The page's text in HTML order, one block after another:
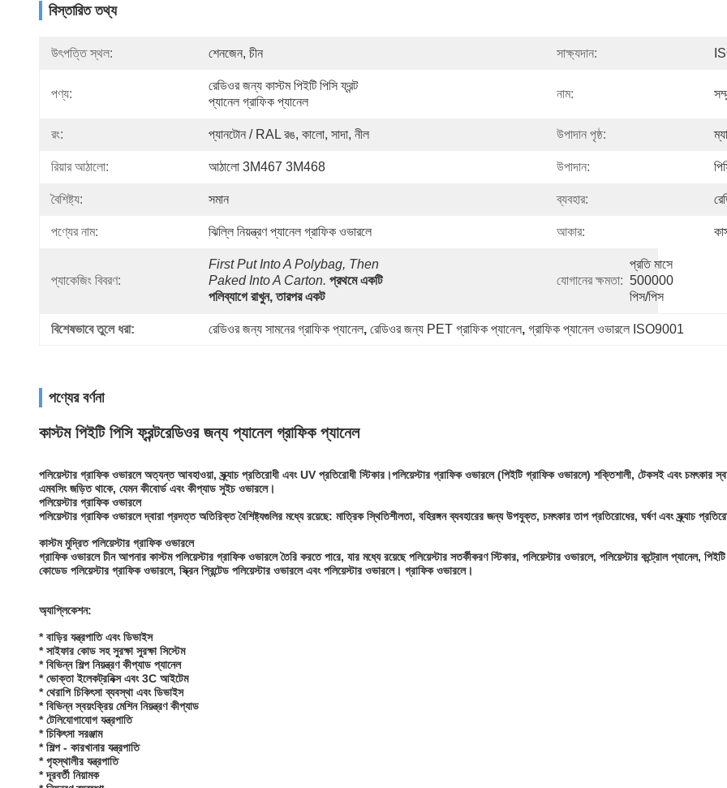
বিস্তারিত তথ্য
উৎপত্তি স্থল: শেনজেন, চীন সাক্ষ্যদান:
পণ্য:
রেডিওর জন্য কাস্টম পিইটি পিসি ফ্রন্ট
প্যানেল গ্রাফিক প্যানেল
নাম:
রং: প্যানটোন / RAL রঙ, কালো, সাদা, নীল উপাদান পৃষ্ঠ:
রিয়ার আঠালো: আঠালো 3M467 3M468 উপাদান:
বৈশিষ্ট্য: সমান ব্যবহার:
পণ্যের নাম: ঝিল্লি নিয়ন্ত্রণ প্যানেল গ্রাফিক ওভারলে আকার:
প্যাকেজিং বিবরণ:
First Put Into A Polybag, Then
Paked Into A Carton. প্রথমে একটি
পলিব্যাগে রাখুন, তারপর একট
যোগানের ক্ষমতা:
প্রতি মাসে
500000
পিস/পিস
বিশেষভাবে তুলে ধরা: রেডিওর জন্য সামনের গ্রাফিক প্যানেল, রেডিওর জন্য PET গ্রাফিক প্যানেল, গ্রাফিক প্যানেল ওভারলে ISO9001
পণ্যের বর্ণনা
কাস্টম পিইটি পিসি ফ্রন্টরেডিওর জন্য প্যানেল গ্রাফিক প্যানেল
পলিয়েস্টার গ্রাফিক ওভারলে অত্যন্ত আবহাওয়া, স্ক্র্যাচ প্রতিরোধী এবং UV প্রতিরোধী স্টিকার।পলিয়েস্টার গ্রাফিক ওভারলে (পিইটি গ্রাফিক ওভারলে) শক্তিশালী, টেকসই এবং চমৎকার
এমবসিং জড়িত থাকে, যেমন কীবোর্ড এবং কীপ্যাড সুইচ ওভারলে।
পলিয়েস্টার গ্রাফিক ওভারলে
পলিয়েস্টার গ্রাফিক ওভারলে দ্বারা প্রদত্ত অতিরিক্ত বৈশিষ্ট্যগুলির মধ্যে রয়েছে: মাত্রিক স্থিতিশীলতা, বহিরঙ্গন ব্যবহারের জন্য উপযুক্ত, চমৎকার তাপ প্রতিরোধের, ঘর্ষণ এবং স্ক্র্যাচ
কাস্টম মুদ্রিত পলিয়েস্টার গ্রাফিক ওভারলে
গ্রাফিক ওভারলে চীন আপনার কাস্টম পলিয়েস্টার গ্রাফিক ওভারলে তৈরি করতে পারে, যার মধ্যে রয়েছে পলিয়েস্টার সতর্কীকরণ স্টিকার, পলিয়েস্টার ওভারলে, পলিয়েস্টার কন্ট্রোল প্যানেল,
কোডেড পলিয়েস্টার গ্রাফিক ওভারলে, স্ক্রিন প্রিন্টেড পলিয়েস্টার ওভারলে এবং পলিয়েস্টার ওভারলে। গ্রাফিক ওভারলে।
অ্যাপ্লিকেশন:
* বাড়ির যন্ত্রপাতি এবং ডিভাইস
* সাইফার কোড সহ সুরক্ষা সুরক্ষা সিস্টেম
* বিভিন্ন শিল্প নিয়ন্ত্রণ কীপ্যাড প্যানেল
* ভোক্তা ইলেকট্রনিক্স এবং 3C আইটেম
* থেরাপি চিকিৎসা ব্যবস্থা এবং ডিভাইস
* বিভিন্ন স্বয়ংক্রিয় মেশিন নিয়ন্ত্রণ কীপ্যাড
* টেলিযোগাযোগ যন্ত্রপাতি
* চিকিৎসা সরঞ্জাম
* শিল্প - কারখানার যন্ত্রপাতি
* গৃহস্থালীর যন্ত্রপাতি
* দূরবর্তী নিয়ামক